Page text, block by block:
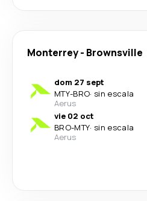
Monterrey- Brownsville
dom 27 sept
MTY-BRO· sin escala
Aerus
vie 02 oct
BRO-MTY· sin escala
Aerus